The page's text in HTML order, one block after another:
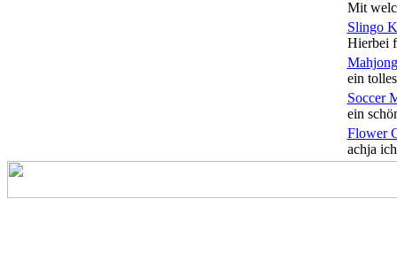
Mit
Slingo
Hierbei
ein
Soccer
ein
Flower
achja